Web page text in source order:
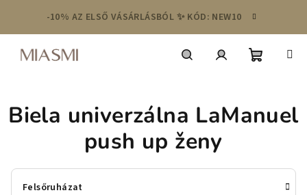
fő
tartalomhoz
-10% AZ ELSŐ VÁSÁRLÁSBÓL ✨ KÓD: NEW10
Biela univerzálna LaManuel
push up ženy
Felsőruházat